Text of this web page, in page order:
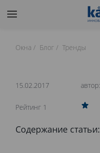
Окна Блог Тренды
Содержание статьи:
15.02.2017 автор:
Рейтинг 1